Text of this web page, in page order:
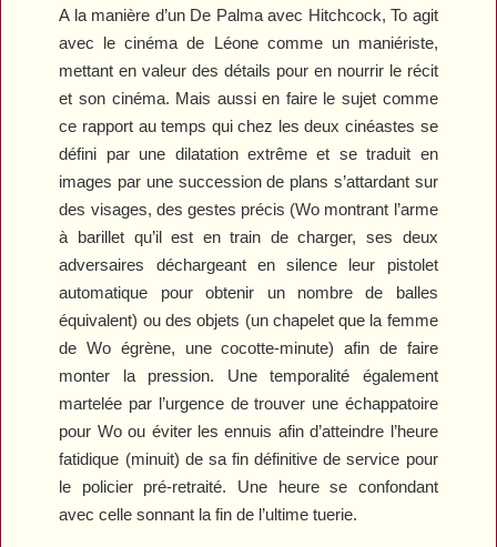
A la manière d’un De Palma avec Hitchcock, To agit
avec le cinéma de Léone comme un maniériste,
mettant en valeur des détails pour en nourrir le récit
et son cinéma. Mais aussi en faire le sujet comme
ce rapport au temps qui chez les deux cinéastes se
défini par une dilatation extrême et se traduit en
images par une succession de plans s’attardant sur
des visages, des gestes précis (Wo montrant l’arme
à barillet qu’il est en train de charger, ses deux
adversaires déchargeant en silence leur pistolet
automatique pour obtenir un nombre de balles
équivalent) ou des objets (un chapelet que la femme
de Wo égrène, une cocotte-minute) afin de faire
monter la pression. Une temporalité également
martelée par l’urgence de trouver une échappatoire
pour Wo ou éviter les ennuis afin d’atteindre l’heure
fatidique (minuit) de sa fin définitive de service pour
le policier pré-retraité. Une heure se confondant
avec celle sonnant la fin de l’ultime tuerie.